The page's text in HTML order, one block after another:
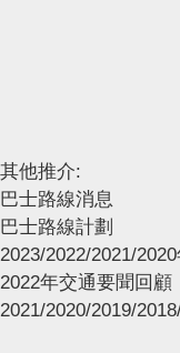
其他推介:
巴士路線消息
巴士路線計劃
2023/2022/2021/
2022年交通要聞回顧
2021/2020/2019/